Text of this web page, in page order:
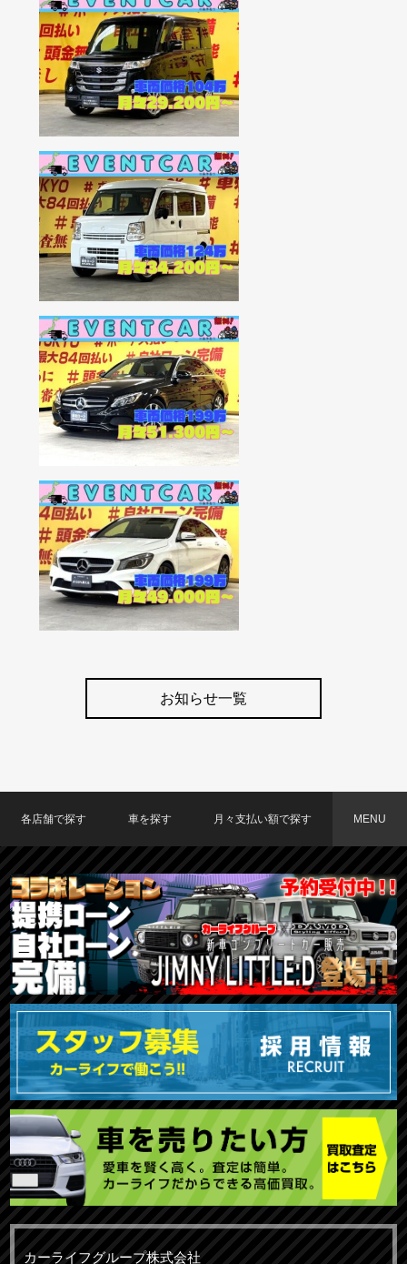
お知らせ一覧
各店舗で探す
TOKYO店在庫車両
大阪店在庫車両
福岡店在庫車両
車を探す
車種で探す
メーカーで探す
月々支払い額で探す
〜19,999円
20,000円〜29,999円
30,000円〜39,999円
40,000円〜49,999円
50,000円〜
MENU
カーライフグループ株式会社